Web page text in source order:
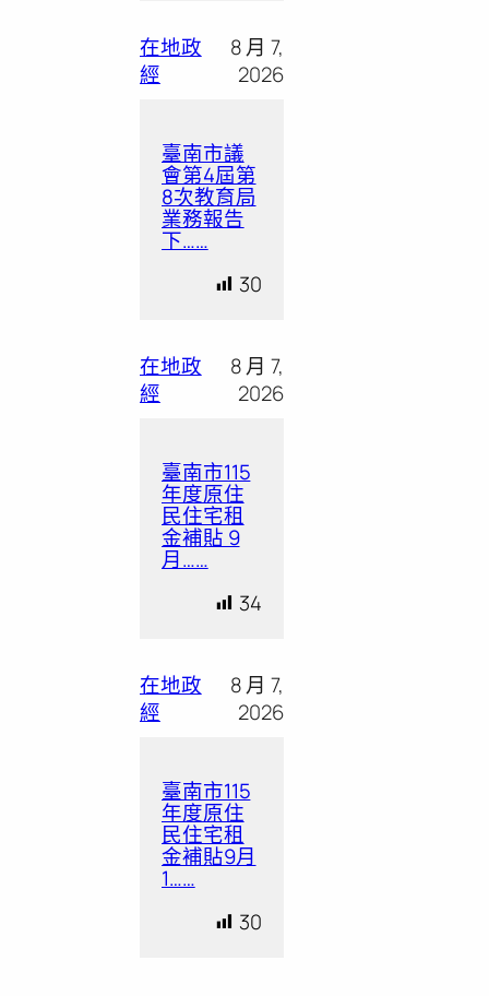
在地政
經
8 月 7,
2026
臺南市議
會第4屆第
8次教育局
業務報告
下……
30
在地政
經
8 月 7,
2026
臺南市115
年度原住
民住宅租
金補貼 9
月……
34
在地政
經
8 月 7,
2026
臺南市115
年度原住
民住宅租
金補貼9月
1……
30